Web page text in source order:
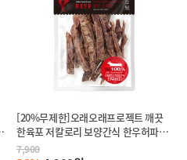
[20%무제한]오래오래프로젝트 깨끗
한육포 저칼로리 보양간식 한우허파
(35g)
7,900